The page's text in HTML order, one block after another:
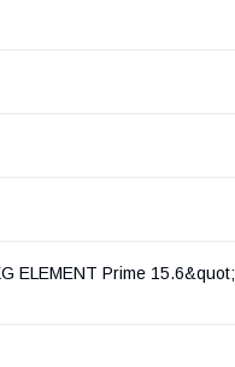
ELEMENT Prime 15.6&quot;